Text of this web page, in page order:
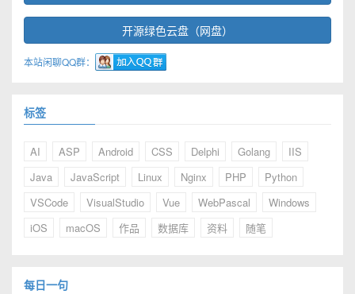
开源绿色云盘（网盘）
本站闲聊QQ群：
标签
AI ASP Android CSS Delphi Golang
IIS
Java
JavaScript Linux Nginx PHP
Python
VSCode
VisualStudio Vue WebPascal
Windows
iOS
macOS 作品 数据库 资料 随笔
每日一句